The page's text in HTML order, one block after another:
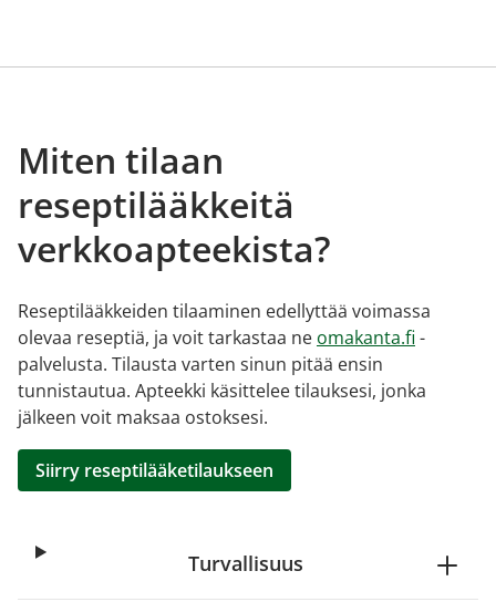
Miten tilaan
reseptilääkkeitä
verkkoapteekista?
Reseptilääkkeiden tilaaminen edellyttää voimassa
olevaa reseptiä, ja voit tarkastaa ne omakanta.fi -
palvelusta. Tilausta varten sinun pitää ensin
tunnistautua. Apteekki käsittelee tilauksesi, jonka
jälkeen voit maksaa ostoksesi.
Siirry reseptilääketilaukseen
Turvallisuus